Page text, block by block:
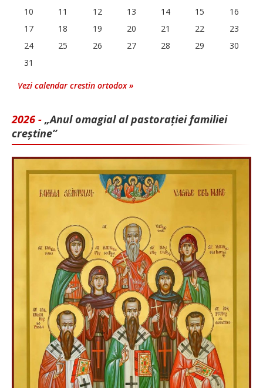
10
11 12 13 14 15
16
17
18 19 20 21 22
23
24
25 26 27 28 29
30
31
Vezi calendar crestin ortodox »
2026 - „Anul omagial al pastorației familiei
creștine”